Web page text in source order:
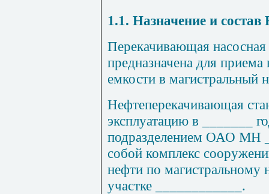
1.1. Назначение и
Перекачивающая
предназначена для приема
емкости в магистральный
Нефтеперекачивающая
эксплуатацию в _______
подразделением ОАО МН
собой комплекс
нефти по магистральному
участке ____________.